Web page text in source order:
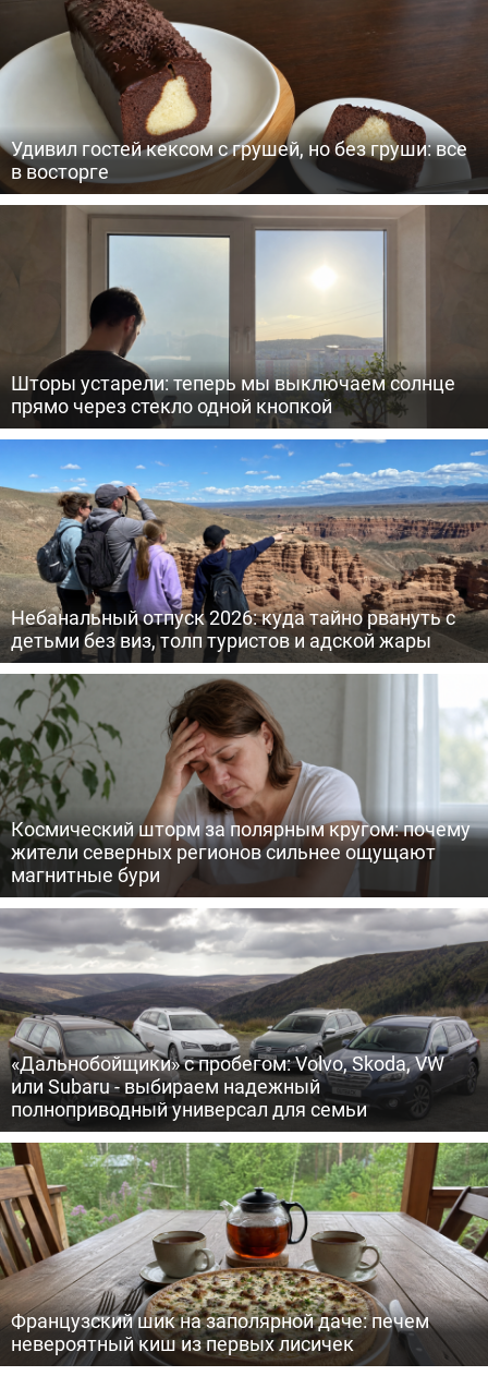
Удивил гостей кексом с грушей, но без груши: все
в восторге
Шторы устарели: теперь мы выключаем солнце
прямо через стекло одной кнопкой
Небанальный отпуск 2026: куда тайно рвануть с
детьми без виз, толп туристов и адской жары
Космический шторм за полярным кругом: почему
жители северных регионов сильнее ощущают
магнитные бури
«Дальнобойщики» с пробегом: Volvo, Skoda, VW
или Subaru - выбираем надежный
полноприводный универсал для семьи
Французский шик на заполярной даче: печем
невероятный киш из первых лисичек